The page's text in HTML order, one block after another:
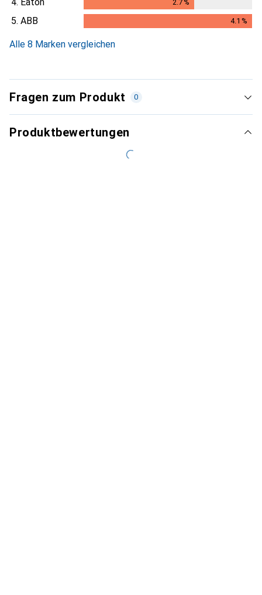
2.7%
5. ABB 4.1 %
Alle 8 Marken vergleichen
Fragen zum Produkt 0
Produktbewertungen